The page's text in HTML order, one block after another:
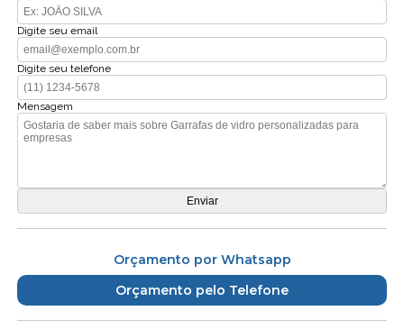
Digite seu email
Digite seu telefone
Mensagem
Orçamento por Whatsapp
Orçamento pelo Telefone